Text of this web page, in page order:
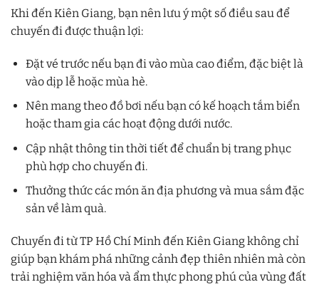
Khi đến Kiên Giang, bạn nên lưu ý một số điều sau để
chuyến đi được thuận lợi:
Đặt vé trước nếu bạn đi vào mùa cao điểm, đặc biệt là
vào dịp lễ hoặc mùa hè.
Nên mang theo đồ bơi nếu bạn có kế hoạch tắm biển
hoặc tham gia các hoạt động dưới nước.
Cập nhật thông tin thời tiết để chuẩn bị trang phục
phù hợp cho chuyến đi.
Thưởng thức các món ăn địa phương và mua sắm đặc
sản về làm quà.
Chuyến đi từ TP Hồ Chí Minh đến Kiên Giang không chỉ
giúp bạn khám phá những cảnh đẹp thiên nhiên mà còn
trải nghiệm văn hóa và ẩm thực phong phú của vùng đất